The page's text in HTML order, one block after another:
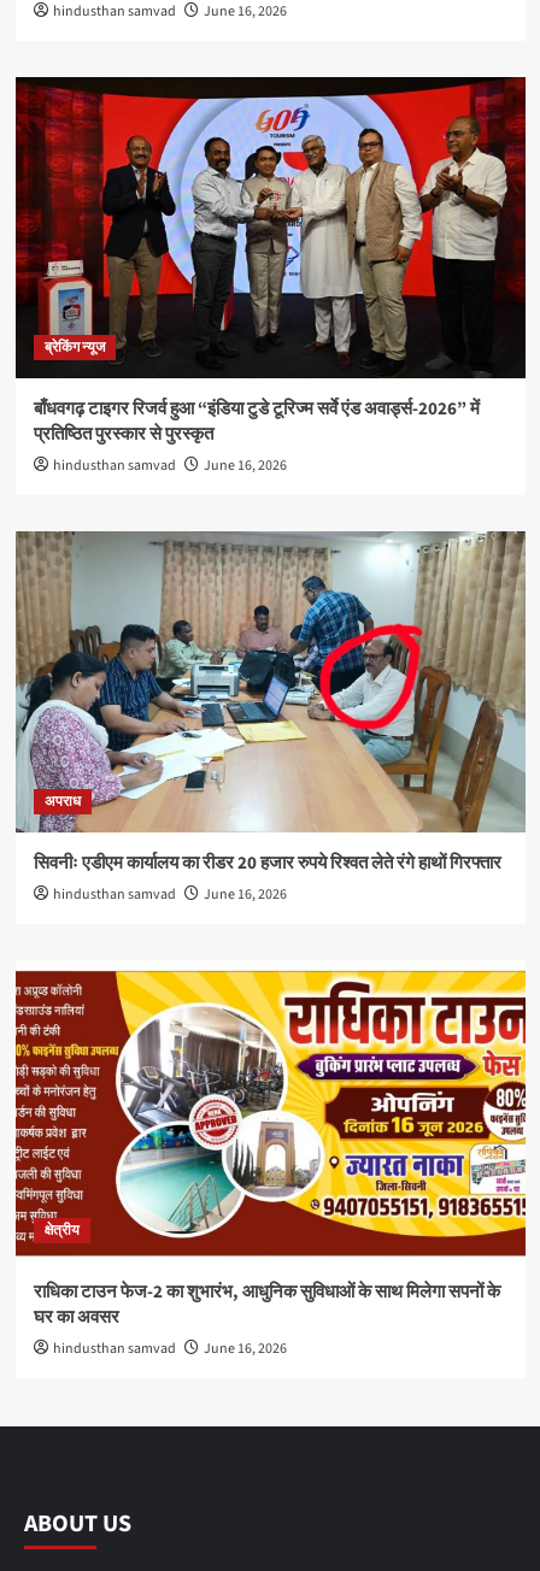
hindusthan samvad June 16, 2026
ब्रेकिंग न्यूज
बाँधवगढ़ टाइगर रिजर्व हुआ “इंडिया टुडे टूरिज्म सर्वे एंड अवार्ड्स-2026” में
प्रतिष्ठित पुरस्कार से पुरस्कृत
hindusthan samvad June 16, 2026
अपराध
सिवनीः एडीएम कार्यालय का रीडर 20 हजार रुपये रिश्वत लेते रंगे हाथों गिरफ्तार
hindusthan samvad June 16, 2026
क्षेत्रीय
राधिका टाउन फेज-2 का शुभारंभ, आधुनिक सुविधाओं के साथ मिलेगा सपनों के
घर का अवसर
hindusthan samvad June 16, 2026
ABOUT US